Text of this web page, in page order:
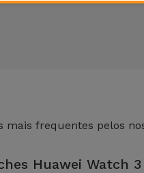
frequentes pelos
Huawei Watch 3